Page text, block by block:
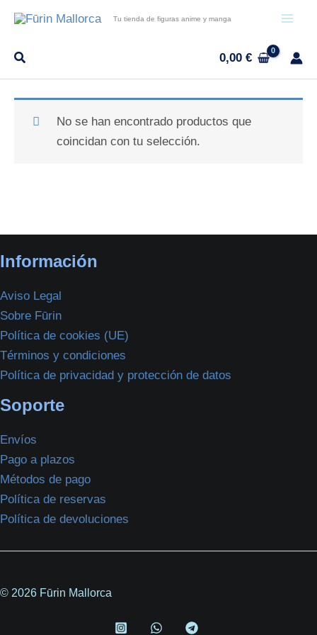
contenido
Tu tienda de figuras anime y manga
0,00€
No se han encontrado productos que
coincidan con tu selección.
Información
Aviso Legal
Sobre Fūrin
Política de cookies (UE)
Términos y condiciones
Política de privacidad y protección de datos
Soporte
Envíos
Pago a plazos
Métodos de pago
Política de reservas
Política de devoluciones
© 2026 Fūrin Mallorca